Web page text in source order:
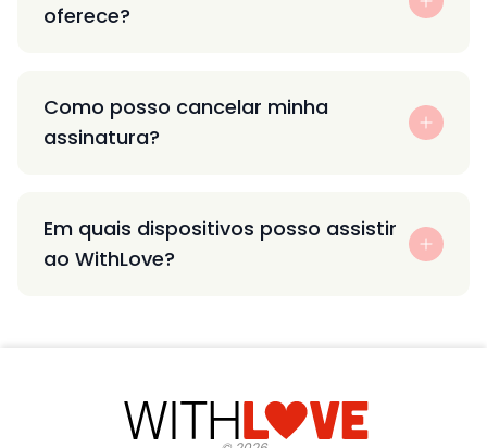
oferece?
Como posso cancelar minha
assinatura?
Em quais dispositivos posso assistir
ao WithLove?